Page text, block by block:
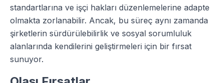
standartlarına ve işçi hakları düzenlemelerine adapte
olmakta zorlanabilir. Ancak, bu süreç aynı zamanda
şirketlerin sürdürülebilirlik ve sosyal sorumluluk
alanlarında kendilerini geliştirmeleri için bir fırsat
sunuyor.